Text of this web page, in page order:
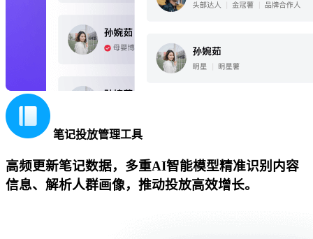
笔记投放管理工具
高频更新笔记数据，多重AI智能模型精准识别内容
信息、解析人群画像，推动投放高效增长。